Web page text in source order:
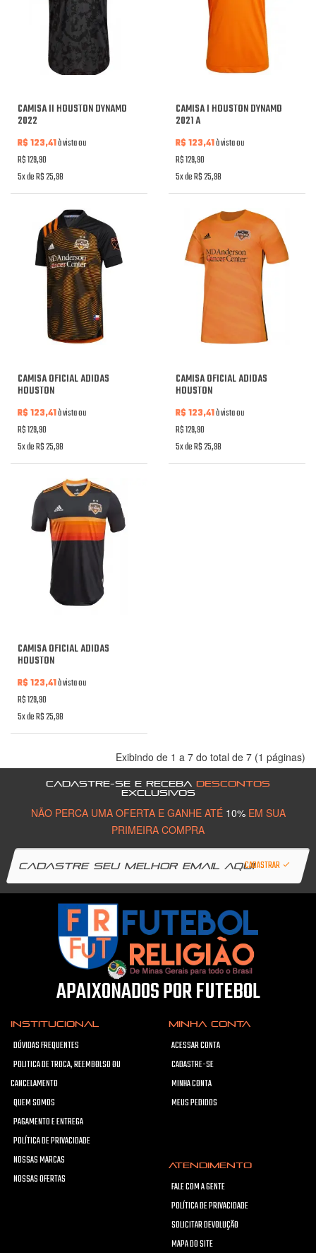
CAMISA II HOUSTON DYNAMO
2022
R$ 123,41à vista ou
R$ 129,90
5x de R$ 25,98
CAMISA I HOUSTON DYNAMO
2021 A
R$ 123,41à vista ou
R$ 129,90
5x de R$ 25,98
CAMISA OFICIAL ADIDAS
HOUSTON
R$ 123,41à vista ou
R$ 129,90
5x de R$ 25,98
CAMISA OFICIAL ADIDAS
HOUSTON
R$ 123,41à vista ou
R$ 129,90
5x de R$ 25,98
CAMISA OFICIAL ADIDAS
HOUSTON
R$ 123,41à vista ou
R$ 129,90
5x de R$ 25,98
Exibindo de 1 a 7 do total de 7 (1 páginas)
CADASTRE-SE E RECEBA DESCONTOS
EXCLUSIVOS
NÃO PERCA UMA OFERTA E GANHE ATÉ 10%EM SUA
PRIMEIRA COMPRA
CADASTRAR
APAIXONADOS POR FUTEBOL
INSTITUCIONAL
DÚVIDAS FREQUENTES
POLITICA DE TROCA, REEMBOLSO OU
CANCELAMENTO
QUEM SOMOS
PAGAMENTO E ENTREGA
POLÍTICA DE PRIVACIDADE
NOSSAS MARCAS
NOSSAS OFERTAS
MINHA CONTA
ACESSAR CONTA
CADASTRE-SE
MINHA CONTA
MEUS PEDIDOS
ATENDIMENTO
FALE COM A GENTE
POLÍTICA DE PRIVACIDADE
SOLICITAR DEVOLUÇÃO
MAPA DO SITE